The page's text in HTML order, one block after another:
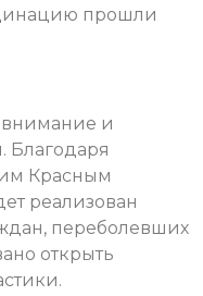
прошли
и
Благодаря
Красным
реализован
переболевших
открыть